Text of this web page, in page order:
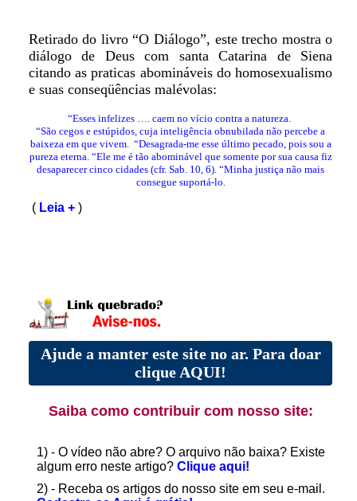
Retirado do livro “O Diálogo”, este trecho mostra o
diálogo de Deus com santa Catarina de Siena
citando as praticas abomináveis do homosexualismo
e suas conseqüências malévolas:
“Esses infelizes …. caem no vício contra a natureza.
“São cegos e estúpidos, cuja inteligência obnubilada não percebe a
baixeza em que vivem. “Desagrada-me esse último pecado, pois sou a
pureza eterna. “Ele me é tão abominável que somente por sua causa fiz
desaparecer cinco cidades (cfr. Sab. 10, 6). “Minha justiça não mais
consegue suportá-lo.
( Leia + )
Ajude a manter este site no ar. Para doar
clique AQUI!
Saiba como contribuir com nosso site:
1) - O vídeo não abre? O arquivo não baixa? Existe
algum erro neste artigo? Clique aqui!
2) - Receba os artigos do nosso site em seu e-mail.